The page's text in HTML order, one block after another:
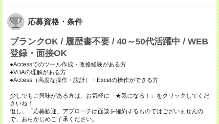
応募資格・条件
ブランクOK / 履歴書不要 / 40～50代活躍中 / WEB
登録・面接OK
●Accessでのツール作成・改修経験がある方
●VBAの理解がある方
●Access（高度な操作・設計）・Excelの操作ができる方
少しでもご興味がある方は、お気軽に「★気になる！」をクリックしてくだ
さいね！
但し、「応募歓迎」アプローチは面談を確約するものではございませんの
で、あらかじめご了承ください。